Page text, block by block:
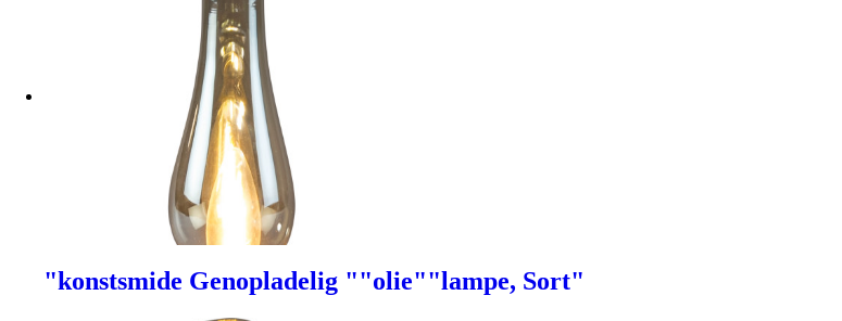
"konstsmide Genopladelig ""olie""lampe, Sort"